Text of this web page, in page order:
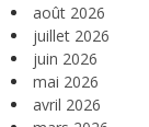
août 2026
juillet 2026
juin 2026
mai 2026
avril 2026